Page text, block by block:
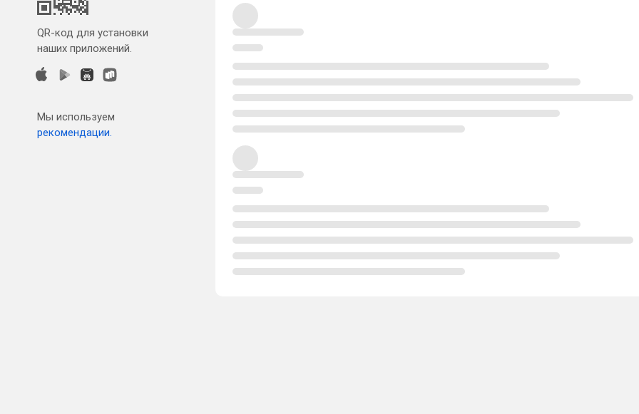
QR-код для установки
наших приложений.
Мы используем
рекомендации.